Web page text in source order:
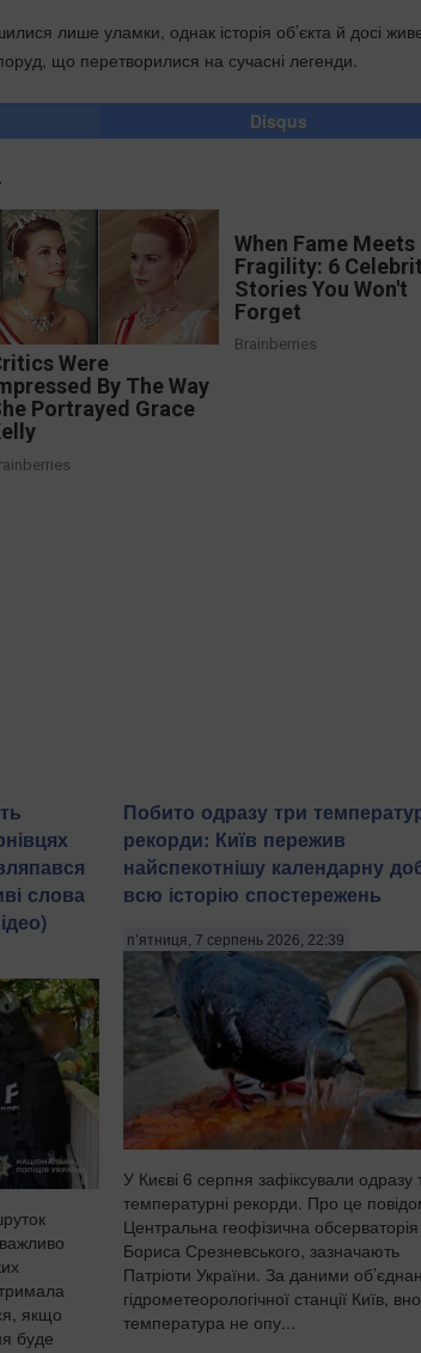
лише уламки, однак історія об’єкта й досі
що перетворилися на сучасні легенди.
Disqus
Were
By The Way
Portrayed Grace
When Fame Meets
Fragility: 6
Stories You Won't
Forget
Brainberries
слова
якщо
буде
Побито одразу три
рекорди: Київ пережив
найспекотнішу календарну
всю історію спостережень
п’ятниця, 7 серпень 2026, 22:39
У Києві 6 серпня зафіксували одразу
температурні рекорди. Про це
Центральна геофізична обсерваторія
Бориса Срезневського, зазначають
Патріоти України. За даними
гідрометеорологічної станції Київ,
температура не опу...